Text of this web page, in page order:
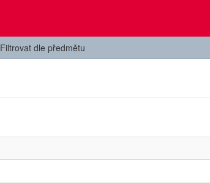
Filtrovat dle předmětu